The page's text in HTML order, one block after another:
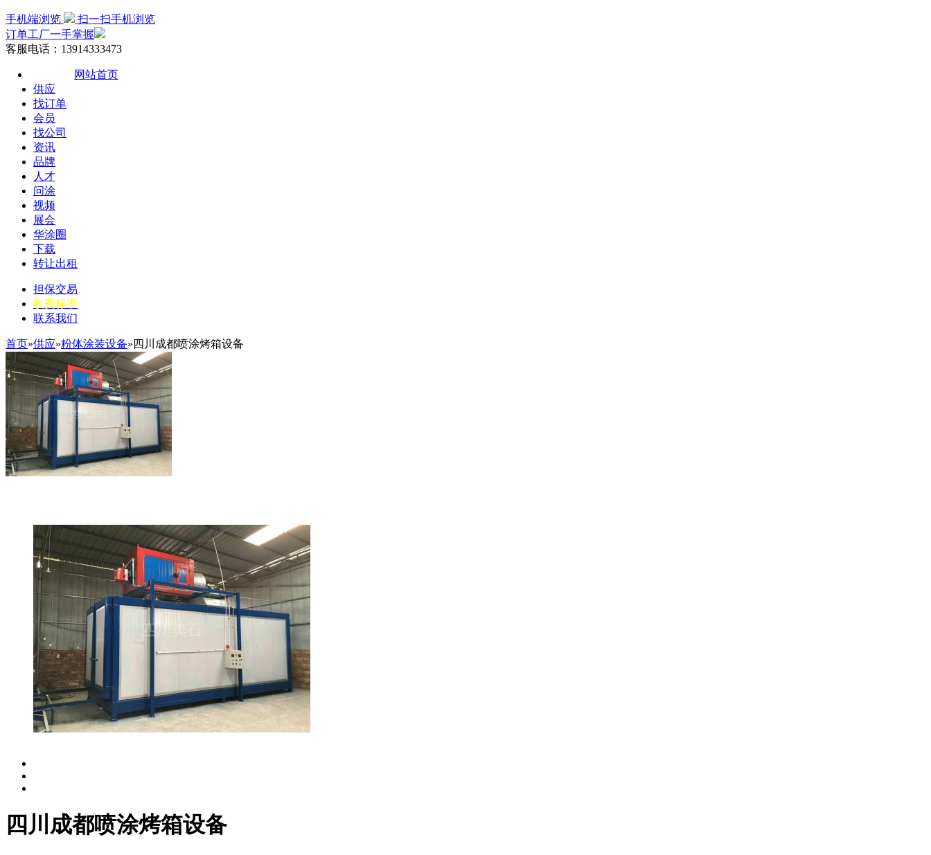
手机端浏览
扫一扫手机浏览
订单工厂一手掌握
客服电话：13914333473
网站首页
供应
找订单
会员
找公司
资讯
品牌
人才
问涂
视频
展会
华涂圈
下载
转让出租
担保交易
收费标准
联系我们
首页»供应»粉体涂装设备»四川成都喷涂烤箱设备
四川成都喷涂烤箱设备